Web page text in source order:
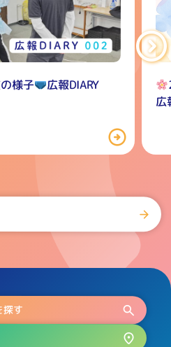
様子 広報DIARY
広
探す